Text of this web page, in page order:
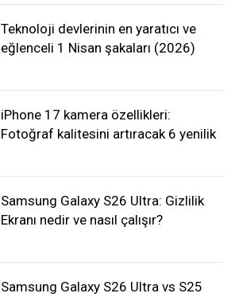
Teknoloji devlerinin en yaratıcı ve
eğlenceli 1 Nisan şakaları (2026)
iPhone 17 kamera özellikleri:
Fotoğraf kalitesini artıracak 6 yenilik
Samsung Galaxy S26 Ultra: Gizlilik
Ekranı nedir ve nasıl çalışır?
Samsung Galaxy S26 Ultra vs S25